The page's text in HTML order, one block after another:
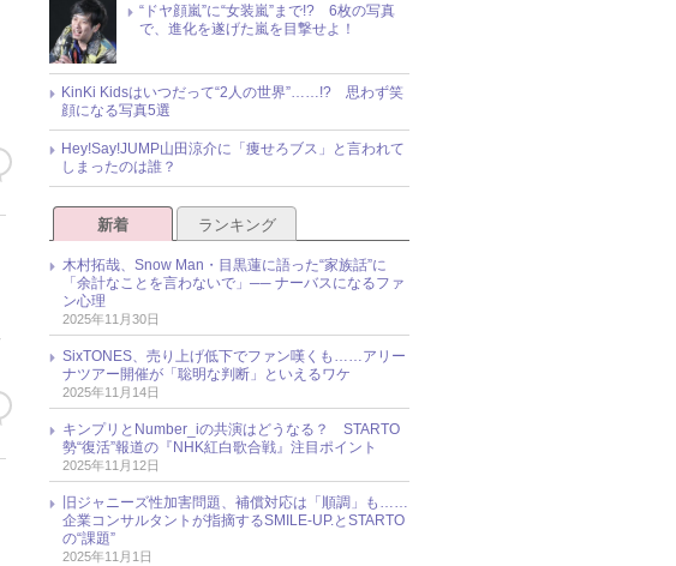
“ドヤ顔嵐”に“女装嵐”まで!? 6枚の写真
で、進化を遂げた嵐を目撃せよ！
KinKi Kidsはいつだって“2人の世界”……!? 思わず笑
顔になる写真5選
Hey!Say!JUMP山田涼介に「痩せろブス」と言われて
しまったのは誰？
新着 ランキング
木村拓哉、Snow Man・目黒蓮に語った“家族話”に
「余計なことを言わないで」── ナーバスになるファ
ン心理
2025年11月30日
SixTONES、売り上げ低下でファン嘆くも……アリー
ナツアー開催が「聡明な判断」といえるワケ
2025年11月14日
キンプリとNumber_iの共演はどうなる？ STARTO
勢“復活”報道の『NHK紅白歌合戦』注目ポイント
2025年11月12日
旧ジャニーズ性加害問題、補償対応は「順調」も……
企業コンサルタントが指摘するSMILE-UP.とSTARTO
の“課題”
2025年11月1日